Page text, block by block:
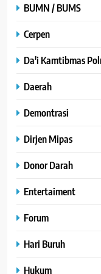
BUMN / BUMS
Cerpen
Da'i Kamtibmas
Daerah
Demontrasi
Dirjen Mipas
Donor Darah
Entertaiment
Forum
Hari Buruh
Hukum